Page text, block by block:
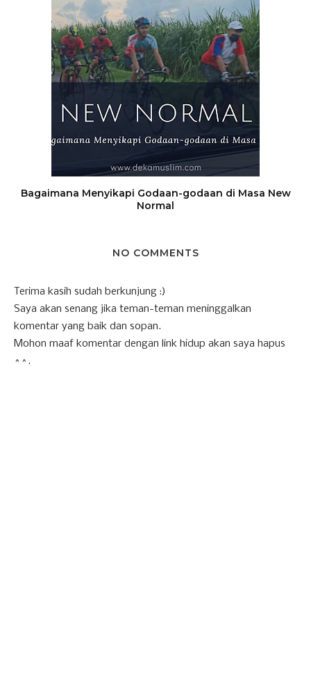
Bagaimana Menyikapi Godaan-godaan di Masa New
Normal
NO COMMENTS
Terima kasih sudah berkunjung :)
Saya akan senang jika teman-teman meninggalkan
komentar yang baik dan sopan.
Mohon maaf komentar dengan link hidup akan saya hapus
^^.